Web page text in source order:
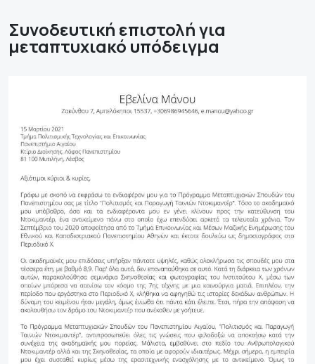
Συνοδευτική επιστολή για
μεταπτυχιακό υπόδειγμα